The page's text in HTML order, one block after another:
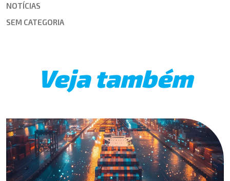
NOTÍCIAS
SEM CATEGORIA
Veja também